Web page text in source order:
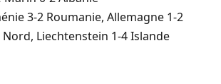
3-2 Roumanie, Allemagne 1-2
Liechtenstein 1-4 Islande